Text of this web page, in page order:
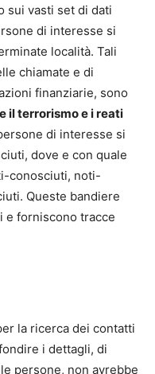
sui vasti set di dati
di interesse si
località. Tali
chiamate e di
finanziarie, sono
il terrorismo e i reati
di interesse si
dove e con quale
conosciuti, noti-
Queste bandiere
e forniscono tracce
la ricerca dei contatti
i dettagli, di
persone, non avrebbe